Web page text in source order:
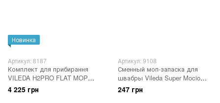
Новинка
Артикул: 8187
Комплект для прибирання
VILEDA H2PRO FLAT MOP
SYSTEM COMPLETE
4 225 грн
Артикул: 9108
Сменный моп-запаска для
швабры Vileda Super Mocio
microfibra 1 шт
247 грн